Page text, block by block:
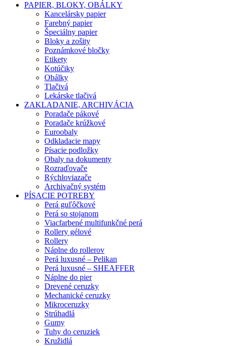
PAPIER, BLOKY, OBÁLKY
Kancelársky papier
Farebný papier
Špeciálny papier
Bloky a zošity
Poznámkové bločky
Etikety
Kotúčiky
Obálky
Tlačivá
Lekárske tlačivá
ZAKLADANIE, ARCHIVÁCIA
Poradače pákové
Poradače krúžkové
Euroobaly
Odkladacie mapy
Písacie podložky
Obaly na dokumenty
Rozraďovače
Rýchloviazače
Archivačný systém
PÍSACIE POTREBY
Perá guľôčkové
Perá so stojanom
Viacfarbené multifunkčné perá
Rollery gélové
Rollery
Náplne do rollerov
Perá luxusné – Pelikan
Perá luxusné – SHEAFFER
Náplne do pier
Drevené ceruzky
Mechanické ceruzky
Mikroceruzky
Strúhadlá
Gumy
Tuhy do ceruziek
Kružidlá